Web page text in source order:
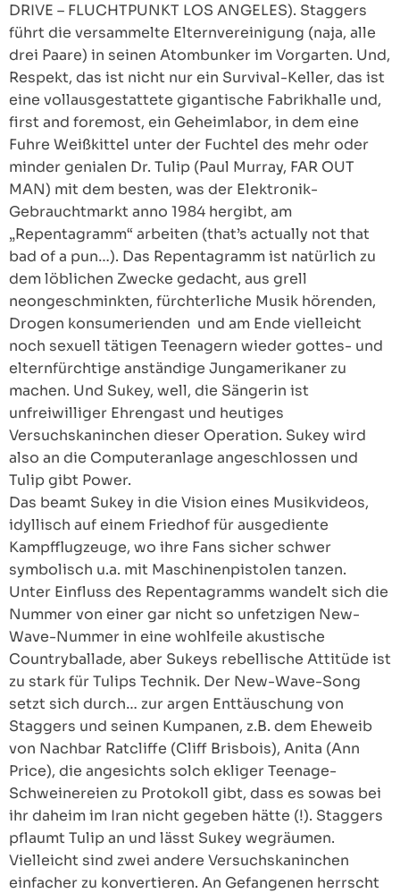
DRIVE – FLUCHTPUNKT LOS ANGELES). Staggers
führt die versammelte Elternvereinigung (naja, alle
drei Paare) in seinen Atombunker im Vorgarten. Und,
Respekt, das ist nicht nur ein Survival-Keller, das ist
eine vollausgestattete gigantische Fabrikhalle und,
first and foremost, ein Geheimlabor, in dem eine
Fuhre Weißkittel unter der Fuchtel des mehr oder
minder genialen Dr. Tulip (Paul Murray, FAR OUT
MAN) mit dem besten, was der Elektronik-
Gebrauchtmarkt anno 1984 hergibt, am
„Repentagramm“ arbeiten (that’s actually not that
bad of a pun…). Das Repentagramm ist natürlich zu
dem löblichen Zwecke gedacht, aus grell
neongeschminkten, fürchterliche Musik hörenden,
Drogen konsumerienden und am Ende vielleicht
noch sexuell tätigen Teenagern wieder gottes- und
elternfürchtige anständige Jungamerikaner zu
machen. Und Sukey, well, die Sängerin ist
unfreiwilliger Ehrengast und heutiges
Versuchskaninchen dieser Operation. Sukey wird
also an die Computeranlage angeschlossen und
Tulip gibt Power.
Das beamt Sukey in die Vision eines Musikvideos,
idyllisch auf einem Friedhof für ausgediente
Kampfflugzeuge, wo ihre Fans sicher schwer
symbolisch u.a. mit Maschinenpistolen tanzen.
Unter Einfluss des Repentagramms wandelt sich die
Nummer von einer gar nicht so unfetzigen New-
Wave-Nummer in eine wohlfeile akustische
Countryballade, aber Sukeys rebellische Attitüde ist
zu stark für Tulips Technik. Der New-Wave-Song
setzt sich durch… zur argen Enttäuschung von
Staggers und seinen Kumpanen, z.B. dem Eheweib
von Nachbar Ratcliffe (Cliff Brisbois), Anita (Ann
Price), die angesichts solch ekliger Teenage-
Schweinereien zu Protokoll gibt, dass es sowas bei
ihr daheim im Iran nicht gegeben hätte (!). Staggers
pflaumt Tulip an und lässt Sukey wegräumen.
Vielleicht sind zwei andere Versuchskaninchen
einfacher zu konvertieren. An Gefangenen herrscht